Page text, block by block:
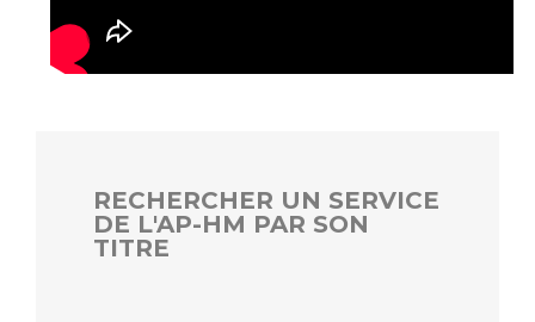
RECHERCHER UN SERVICE
DE L'AP-HM PAR SON
TITRE